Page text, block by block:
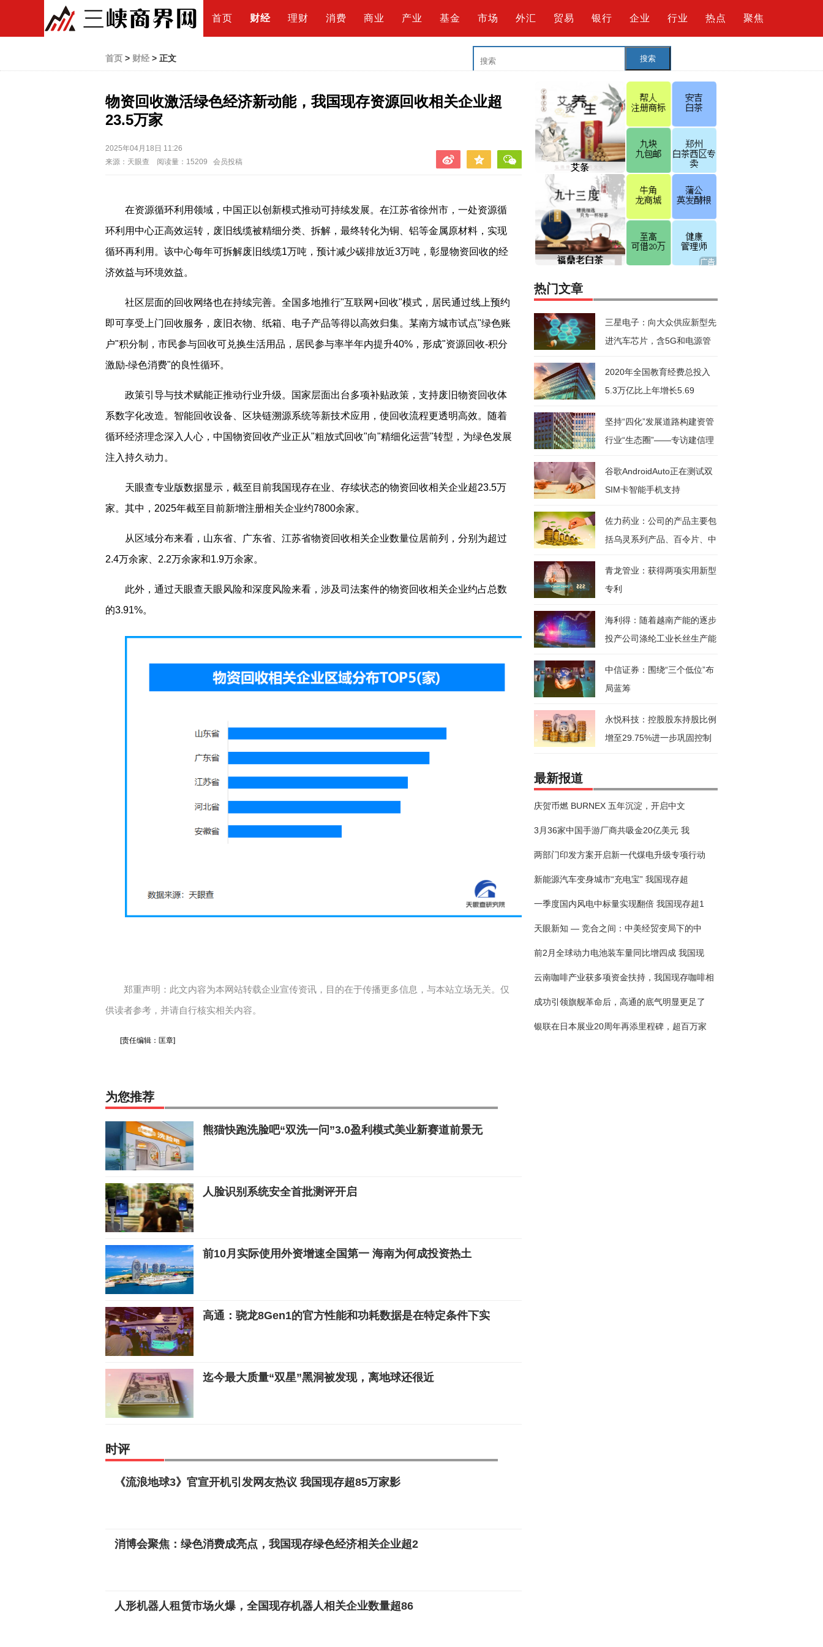
首页 财经 理财 消费 商业 产业 基金 市场 外汇 贸易 银行 企业 行业 热点 聚焦
首页 > 财经 > 正文 搜索
物资回收激活绿色经济新动能，我国现存资源回收相关企业超
23.5万家
2025年04月18日 11:26
来源：天眼查 阅读量：15209 会员投稿
在资源循环利用领域，中国正以创新模式推动可持续发展。在江苏省徐州市，一处资源循
环利用中心正高效运转，废旧线缆被精细分类、拆解，最终转化为铜、铝等金属原材料，实现
循环再利用。该中心每年可拆解废旧线缆1万吨，预计减少碳排放近3万吨，彰显物资回收的经
济效益与环境效益。
社区层面的回收网络也在持续完善。全国多地推行"互联网+回收"模式，居民通过线上预约
即可享受上门回收服务，废旧衣物、纸箱、电子产品等得以高效归集。某南方城市试点"绿色账
户"积分制，市民参与回收可兑换生活用品，居民参与率半年内提升40%，形成"资源回收-积分
激励-绿色消费"的良性循环。
政策引导与技术赋能正推动行业升级。国家层面出台多项补贴政策，支持废旧物资回收体
系数字化改造。智能回收设备、区块链溯源系统等新技术应用，使回收流程更透明高效。随着
循环经济理念深入人心，中国物资回收产业正从"粗放式回收"向"精细化运营"转型，为绿色发展
注入持久动力。
天眼查专业版数据显示，截至目前我国现存在业、存续状态的物资回收相关企业超23.5万
家。其中，2025年截至目前新增注册相关企业约7800余家。
从区域分布来看，山东省、广东省、江苏省物资回收相关企业数量位居前列，分别为超过
2.4万余家、2.2万余家和1.9万余家。
此外，通过天眼查天眼风险和深度风险来看，涉及司法案件的物资回收相关企业约占总数
的3.91%。
郑重声明：此文内容为本网站转载企业宣传资讯，目的在于传播更多信息，与本站立场无关。仅
供读者参考，并请自行核实相关内容。
[责任编辑：匡章]
为您推荐
熊猫快跑洗脸吧“双洗一问”3.0盈利模式美业新赛道前景无
人脸识别系统安全首批测评开启
前10月实际使用外资增速全国第一 海南为何成投资热土
高通：骁龙8Gen1的官方性能和功耗数据是在特定条件下实
迄今最大质量“双星”黑洞被发现，离地球还很近
时评
《流浪地球3》官宣开机引发网友热议 我国现存超85万家影
消博会聚焦：绿色消费成亮点，我国现存绿色经济相关企业超2
人形机器人租赁市场火爆，全国现存机器人相关企业数量超86
热门文章
三星电子：向大众供应新型先
进汽车芯片，含5G和电源管
2020年全国教育经费总投入
5.3万亿比上年增长5.69
坚持“四化”发展道路构建资管
行业“生态圈”——专访建信理
谷歌AndroidAuto正在测试双
SIM卡智能手机支持
佐力药业：公司的产品主要包
括乌灵系列产品、百令片、中
青龙管业：获得两项实用新型
专利
海利得：随着越南产能的逐步
投产公司涤纶工业长丝生产能
中信证券：围绕“三个低位”布
局蓝筹
永悦科技：控股股东持股比例
增至29.75%进一步巩固控制
最新报道
庆贺币燃 BURNEX 五年沉淀，开启中文
3月36家中国手游厂商共吸金20亿美元 我
两部门印发方案开启新一代煤电升级专项行动
新能源汽车变身城市“充电宝” 我国现存超
一季度国内风电中标量实现翻倍 我国现存超1
天眼新知 — 竞合之间：中美经贸变局下的中
前2月全球动力电池装车量同比增四成 我国现
云南咖啡产业获多项资金扶持，我国现存咖啡相
成功引领旗舰革命后，高通的底气明显更足了
银联在日本展业20周年再添里程碑，超百万家